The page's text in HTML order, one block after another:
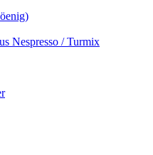
Nespresso / Turmix